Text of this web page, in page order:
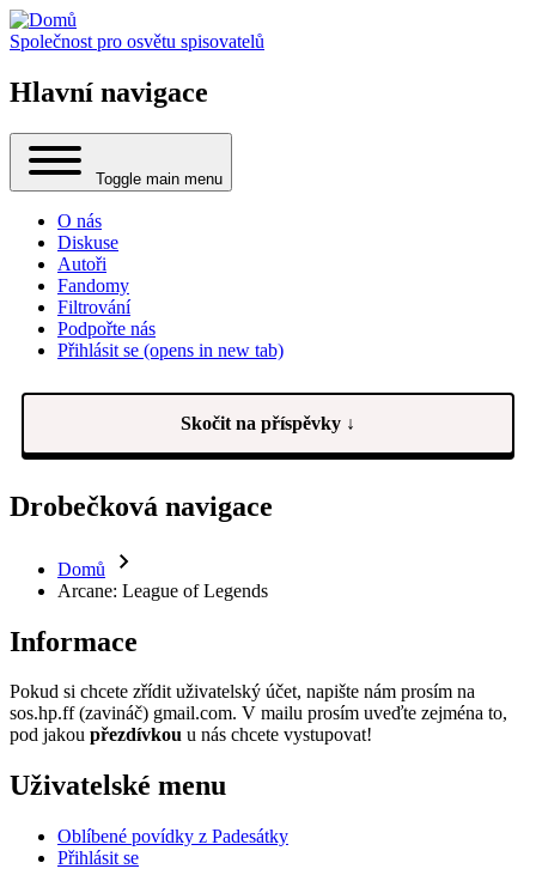
Společnost pro osvětu spisovatelů
Hlavní navigace
Toggle main menu
O nás
Diskuse
Autoři
Fandomy
Filtrování
Podpořte nás
Přihlásit se (opens in new tab)
Skočit na příspěvky ↓
Drobečková navigace
Domů
Arcane: League of Legends
Informace
Pokud si chcete zřídit uživatelský účet, napište nám prosím na
sos.hp.ff (zavináč) gmail.com. V mailu prosím uveďte zejména to,
pod jakou přezdívkou u nás chcete vystupovat!
Uživatelské menu
Oblíbené povídky z Padesátky
Přihlásit se